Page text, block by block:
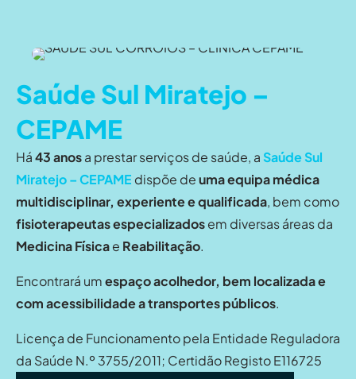
Saúde Sul Miratejo –
CEPAME
Há43 anosa prestar serviços de saúde, a Saúde Sul
Miratejo – CEPAME dispõe deuma equipa médica
multidisciplinar, experiente e qualificada, bem como
fisioterapeutas especializadosem diversas áreas da
Medicina Físicae Reabilitação.
Encontrará umespaço acolhedor, bem localizada e
com acessibilidade a transportes públicos.
Licença de Funcionamento pela Entidade Reguladora
da Saúde N.º 3755/2011; Certidão Registo E116725